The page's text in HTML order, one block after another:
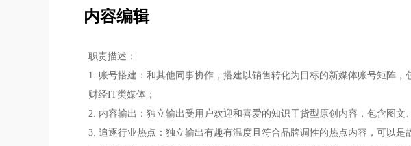
内容编辑
职责描述：
1. 账号搭建：和其他同事协作，搭建以销售转化为目标的新媒体账号矩阵
财经IT类媒体；
2. 内容输出：独立输出受用户欢迎和喜爱的知识干货型原创内容，包含图文
3. 追逐行业热点：独立输出有趣有温度且符合品牌调性的热点内容，可以是